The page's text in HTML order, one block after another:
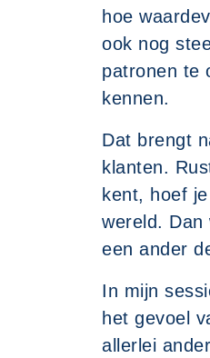
hoe
ook nog
patronen te
kennen.
Dat brengt
klanten.
kent, hoef
wereld.
een ander
In mijn
het gevoel
allerlei